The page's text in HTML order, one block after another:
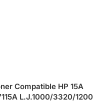
Compatible HP 15A
L.J.1000/3320/1200